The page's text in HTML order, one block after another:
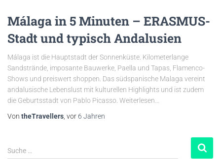
Málaga in 5 Minuten – ERASMUS-
Stadt und typisch Andalusien
Málaga ist die Hauptstadt der Sonnenküste. Kilometerlange
Sandstrände, imposante Bauwerke, Paella und Tapas, Flamenco-
Shows und preiswert shoppen. Das südspanische Malaga vereint
andalusische Lebenslust mit kulturellen Highlights und ist zudem
die Geburtsstadt von Pablo Picasso. Weiterlesen…
Von theTravellers , vor 6 Jahren
Suche …